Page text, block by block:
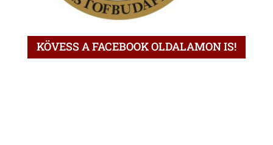
KÖVESS A FACEBOOK OLDALAMON IS!